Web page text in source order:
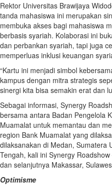
Rektor Universitas Brawijaya
tanda mahasiswa ini merupakan
membuka akses bagi mahasiswa
berbasis syariah. Kolaborasi ini
dan perbankan syariah, tapi juga
memperluas inklusi keuangan
“Kartu ini menjadi simbol
kampus dengan mitra strategis
sinergi kita bisa semakin erat dan
Sebagai informasi, Synergy
bersama antara Badan Pengelola
Muamalat untuk memantau dan
region Bank Muamalat yang
dilaksanakan di Medan, Sumatera
Tengah, kali ini Synergy
dan selanjutnya Makassar,
Optimisme